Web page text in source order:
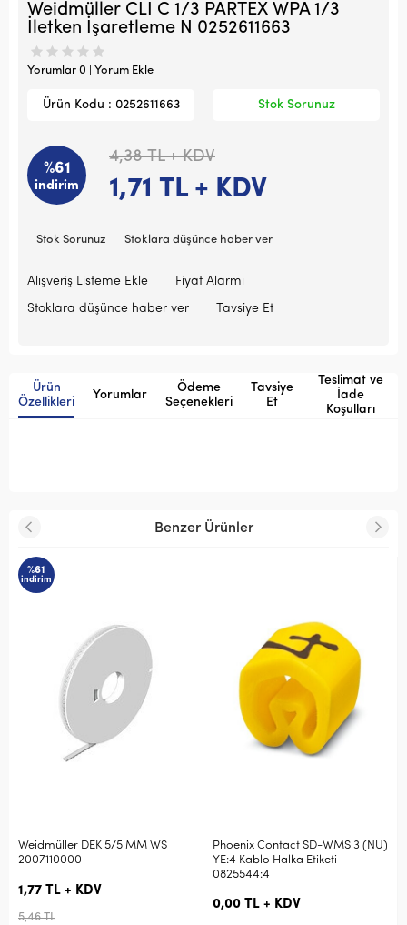
Weidmüller CLI C 1/3 PARTEX WPA 1/3
İletken İşaretleme N 0252611663
Yorumlar 0 | Yorum Ekle
Ürün Kodu : 0252611663 Stok Sorunuz
%61
indirim
4,38TL + KDV
1,71 TL + KDV
Stok Sorunuz Stoklara düşünce haber ver
Alışveriş Listeme Ekle
Fiyat Alarmı
Stoklara düşünce haber ver
Tavsiye Et
Ürün
Özellikleri
Yorumlar
Ödeme
Seçenekleri
Tavsiye
Et
Teslimat ve
İade
Koşulları
Benzer Ürünler
%61
indirim
Weidmüller DEK 5/5 MM WS
2007110000
1,77 TL + KDV
5,46 TL
Phoenix Contact SD-WMS 3 (NU)
YE:4 Kablo Halka Etiketi
0825544:4
0,00 TL + KDV